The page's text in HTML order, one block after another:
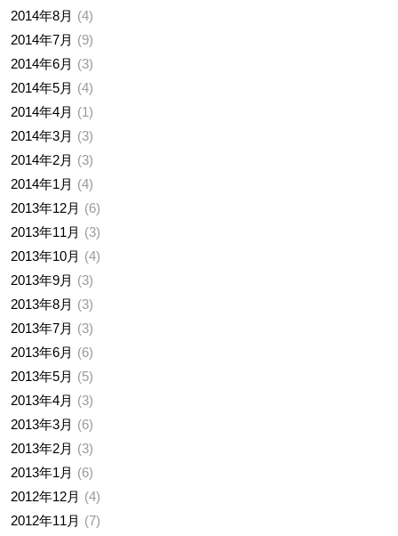
2014年8月
4
2014年7月
9
2014年6月
3
2014年5月
4
2014年4月
1
2014年3月
3
2014年2月
3
2014年1月
4
2013年12月
6
2013年11月
3
2013年10月
4
2013年9月
3
2013年8月
3
2013年7月
3
2013年6月
6
2013年5月
5
2013年4月
3
2013年3月
6
2013年2月
3
2013年1月
6
2012年12月
4
2012年11月
7